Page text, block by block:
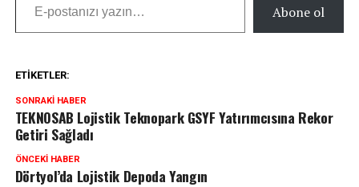
Abone ol
ETIKETLER:
SONRAKI HABER
TEKNOSAB Lojistik Teknopark GSYF Yatırımcısına Rekor
Getiri Sağladı
ÖNCEKI HABER
Dörtyol’da Lojistik Depoda Yangın